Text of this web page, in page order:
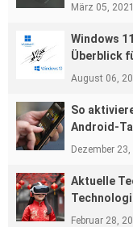
März 05, 2021
Windows
Überblick
August 06,
So
Android-
Dezember
Aktuelle
Februar 28,